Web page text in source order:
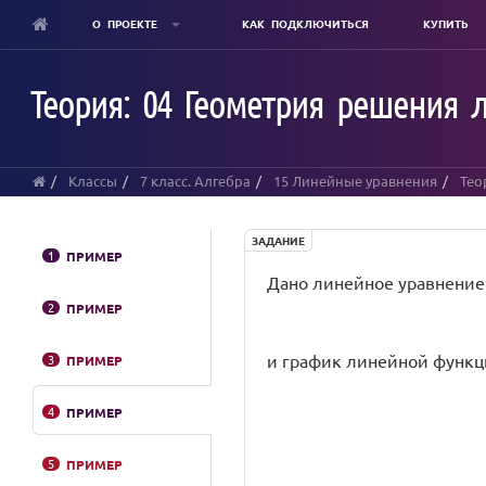
content
О ПРОЕКТЕ КАК ПОДКЛЮЧИТЬСЯ КУПИТЬ
Теория: 04 Геометрия
Классы 7 класс. Алгебра 15 Линейные уравнения
1 ПРИМЕР
2 ПРИМЕР
3 ПРИМЕР
4 ПРИМЕР
5 ПРИМЕР
ЗАДАНИЕ
Дано линейное уравнение
и график линейной